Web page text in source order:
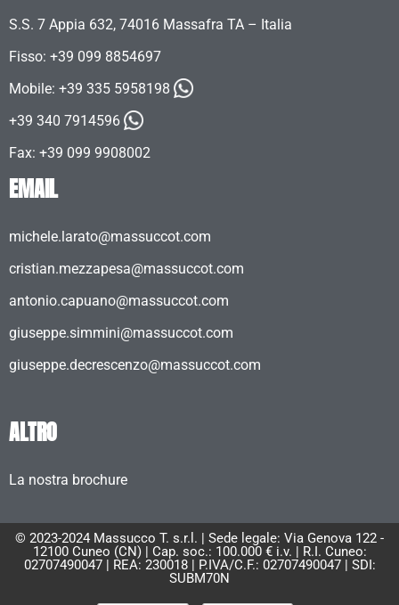
S.S. 7 Appia 632, 74016 Massafra TA – Italia
Fisso: +39 099 8854697
Mobile: +39 335 5958198
+39 340 7914596
Fax: +39 099 9908002
EMAIL
michele.larato@massuccot.com
cristian.mezzapesa@massuccot.com
antonio.capuano@massuccot.com
giuseppe.simmini@massuccot.com
giuseppe.decrescenzo@massuccot.com
ALTRO
La nostra brochure
© 2023-2024 Massucco T. s.r.l. | Sede legale: Via Genova 122 -
12100 Cuneo (CN) | Cap. soc.: 100.000 € i.v. | R.I. Cuneo:
02707490047 | REA: 230018 | P.IVA/C.F.: 02707490047 | SDI:
SUBM70N